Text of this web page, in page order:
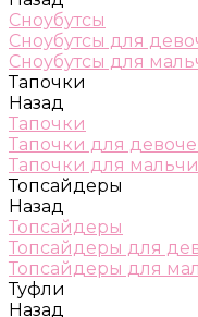
Сноубутсы
Сноубутсы для
Сноубутсы для
Тапочки
Назад
Тапочки
Тапочки для
Тапочки для
Топсайдеры
Назад
Топсайдеры
Топсайдеры для
Топсайдеры для
Туфли
Назад